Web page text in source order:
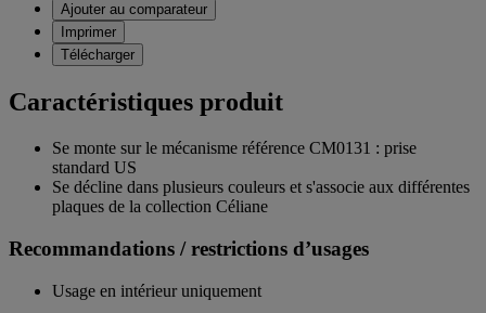
Ajouter au comparateur
Imprimer
Télécharger
Caractéristiques produit
Se monte sur le mécanisme référence CM0131 : prise
standard US
Se décline dans plusieurs couleurs et s'associe aux différentes
plaques de la collection Céliane
Recommandations / restrictions d’usages
Usage en intérieur uniquement